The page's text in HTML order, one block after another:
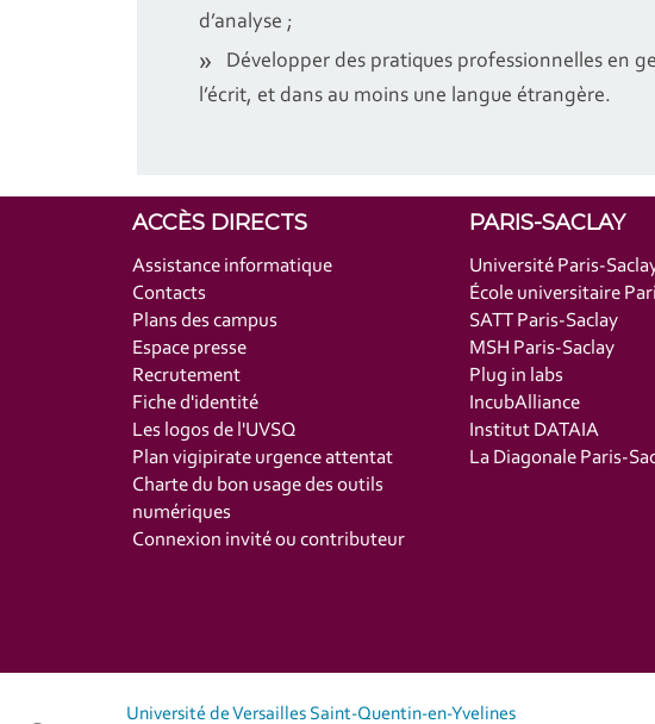
d’analyse ;
Développer des pratiques professionnelles en
l’écrit, et dans au moins une langue étrangère.
ACCÈS DIRECTS
Assistance informatique
Contacts
Plans des campus
Espace presse
Recrutement
Fiche d'identité
Les logos de l'UVSQ
Plan vigipirate urgence attentat
Charte du bon usage des outils
numériques
Connexion invité ou contributeur
PARIS-SACLAY
Université Paris-
École universitaire
SATT Paris-Saclay
MSH Paris-Saclay
Plug in labs
IncubAlliance
Institut DATAIA
La Diagonale Paris-
Université de Versailles Saint-Quentin-en-Yvelines